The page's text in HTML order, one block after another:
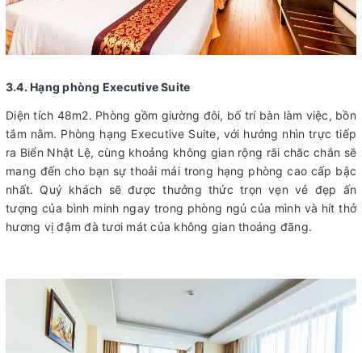
3.4. Hạng phòng Executive Suite
Diện tích 48m2. Phòng gồm giường đôi, bố trí bàn làm việc, bồn
tắm nằm. Phòng hạng Executive Suite, với hướng nhìn trực tiếp
ra Biển Nhật Lệ, cùng khoảng không gian rộng rãi chăc chắn sẽ
mang đến cho bạn sự thoải mái trong hạng phòng cao cấp bậc
nhất. Quý khách sẽ được thưởng thức trọn vẹn vẻ đẹp ấn
tượng của bình minh ngay trong phòng ngủ của mình và hít thở
hương vị đậm đà tươi mát của không gian thoáng đãng.